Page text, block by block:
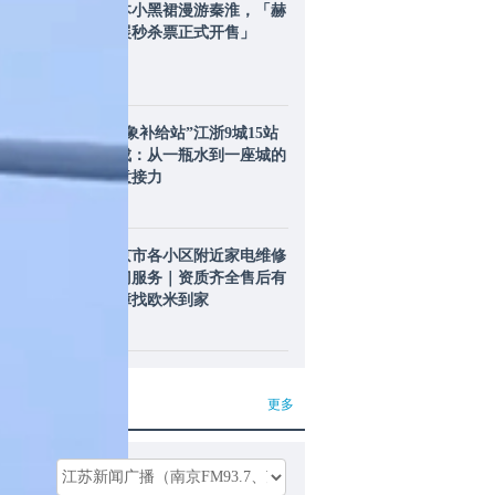
赫本小黑裙漫游秦淮，「赫
本展秒杀票正式开售」
“万象补给站”江浙9城15站
落成：从一瓶水到一座城的
善意接力
南京市各小区附近家电维修
上门服务｜资质齐全售后有
保障找欧米到家
更多